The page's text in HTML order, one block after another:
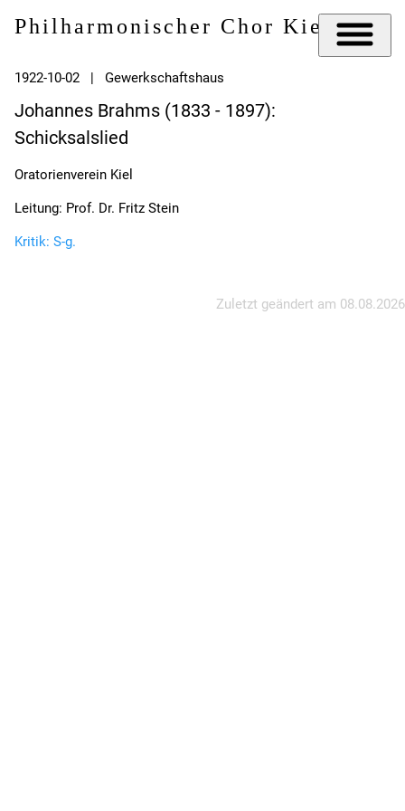
Philharmonischer Chor Kiel e.V.
1922-10-02 | Gewerkschaftshaus
Johannes Brahms (1833 - 1897):
Schicksalslied
Oratorienverein Kiel
Leitung: Prof. Dr. Fritz Stein
Kritik: S-g.
Zuletzt geändert am 08.08.2026